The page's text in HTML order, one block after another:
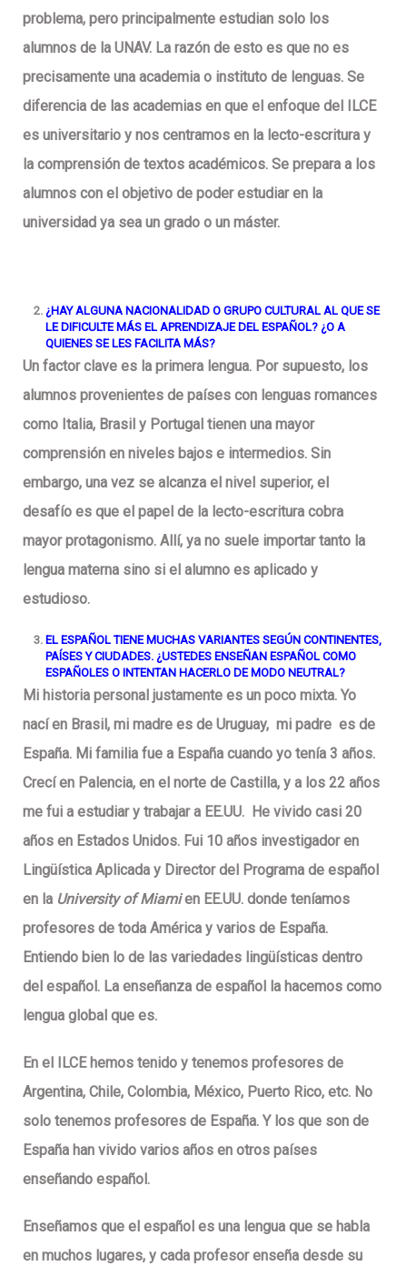
problema, pero principalmente estudian solo los
alumnos de la UNAV. La razón de esto es que no es
precisamente una academia o instituto de lenguas. Se
diferencia de las academias en que el enfoque del ILCE
es universitario y nos centramos en la lecto-escritura y
la comprensión de textos académicos. Se prepara a los
alumnos con el objetivo de poder estudiar en la
universidad ya sea un grado o un máster.
¿HAY ALGUNA NACIONALIDAD O GRUPO CULTURAL AL QUE SE
LE DIFICULTE MÁS EL APRENDIZAJE DEL ESPAÑOL? ¿O A
QUIENES SE LES FACILITA MÁS?
Un factor clave es la primera lengua. Por supuesto, los
alumnos provenientes de países con lenguas romances
como Italia, Brasil y Portugal tienen una mayor
comprensión en niveles bajos e intermedios. Sin
embargo, una vez se alcanza el nivel superior, el
desafío es que el papel de la lecto-escritura cobra
mayor protagonismo. Allí, ya no suele importar tanto la
lengua materna sino si el alumno es aplicado y
estudioso.
EL ESPAÑOL TIENE MUCHAS VARIANTES SEGÚN CONTINENTES,
PAÍSES Y CIUDADES. ¿USTEDES ENSEÑAN ESPAÑOL COMO
ESPAÑOLES O INTENTAN HACERLO DE MODO NEUTRAL?
Mi historia personal justamente es un poco mixta. Yo
nací en Brasil, mi madre es de Uruguay, mi padre es de
España. Mi familia fue a España cuando yo tenía 3 años.
Crecí en Palencia, en el norte de Castilla, y a los 22 años
me fui a estudiar y trabajar a EE.UU. He vivido casi 20
años en Estados Unidos. Fui 10 años investigador en
Lingüística Aplicada y Director del Programa de español
en la University of Miamien EE.UU. donde teníamos
profesores de toda América y varios de España.
Entiendo bien lo de las variedades lingüísticas dentro
del español. La enseñanza de español la hacemos como
lengua global que es.
En el ILCE hemos tenido y tenemos profesores de
Argentina, Chile, Colombia, México, Puerto Rico, etc. No
solo tenemos profesores de España. Y los que son de
España han vivido varios años en otros países
enseñando español.
Enseñamos que el español es una lengua que se habla
en muchos lugares, y cada profesor enseña desde su